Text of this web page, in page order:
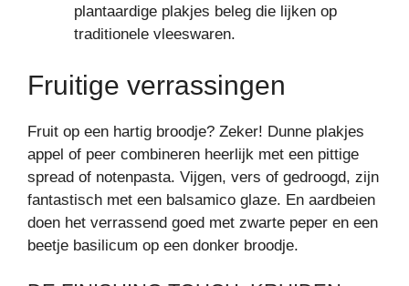
plantaardige plakjes beleg die lijken op
traditionele vleeswaren.
Fruitige verrassingen
Fruit op een hartig broodje? Zeker! Dunne plakjes
appel of peer combineren heerlijk met een pittige
spread of notenpasta. Vijgen, vers of gedroogd, zijn
fantastisch met een balsamico glaze. En aardbeien
doen het verrassend goed met zwarte peper en een
beetje basilicum op een donker broodje.